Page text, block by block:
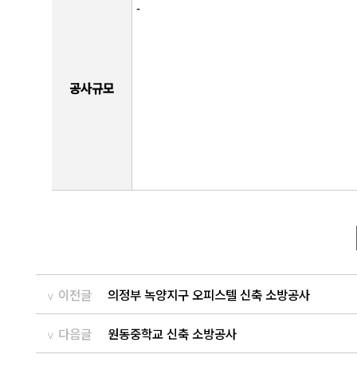
공사규모
-
이전글 의정부 녹양지구 오피스텔 신축 소방공사
다음글 원동중학교 신축 소방공사